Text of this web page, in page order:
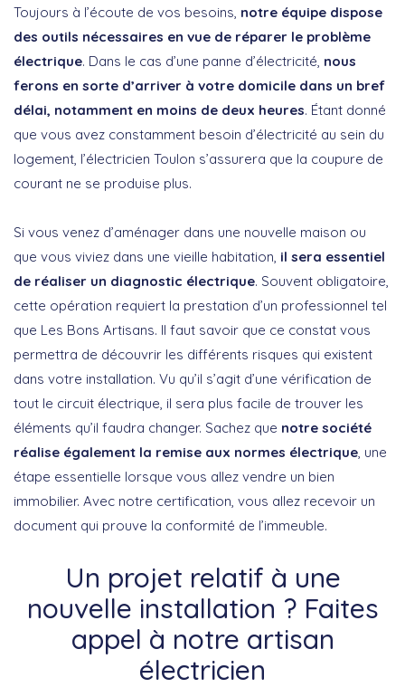
Toujours à l’écoute de vos besoins, notre équipe dispose
des outils nécessaires en vue de réparer le problème
électrique. Dans le cas d’une panne d’électricité, nous
ferons en sorte d’arriver à votre domicile dans un bref
délai, notamment en moins de deux heures. Étant donné
que vous avez constamment besoin d’électricité au sein du
logement, l’électricien Toulon s’assurera que la coupure de
courant ne se produise plus.
Si vous venez d’aménager dans une nouvelle maison ou
que vous viviez dans une vieille habitation, il sera essentiel
de réaliser un diagnostic électrique. Souvent obligatoire,
cette opération requiert la prestation d’un professionnel tel
que Les Bons Artisans. Il faut savoir que ce constat vous
permettra de découvrir les différents risques qui existent
dans votre installation. Vu qu’il s’agit d’une vérification de
tout le circuit électrique, il sera plus facile de trouver les
éléments qu’il faudra changer. Sachez que notre société
réalise également la remise aux normes électrique , une
étape essentielle lorsque vous allez vendre un bien
immobilier. Avec notre certification, vous allez recevoir un
document qui prouve la conformité de l’immeuble.
Un projet relatif à une
nouvelle installation ? Faites
appel à notre artisan
électricien